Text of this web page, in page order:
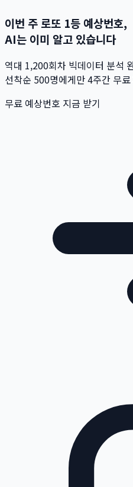
이번 주 로또 1등 예상번호,
AI는 이미 알고 있습니다
역대 1,200회차 빅데이터 분석
선착순 500명에게만 4주간 무
무료 예상번호 지금 받기